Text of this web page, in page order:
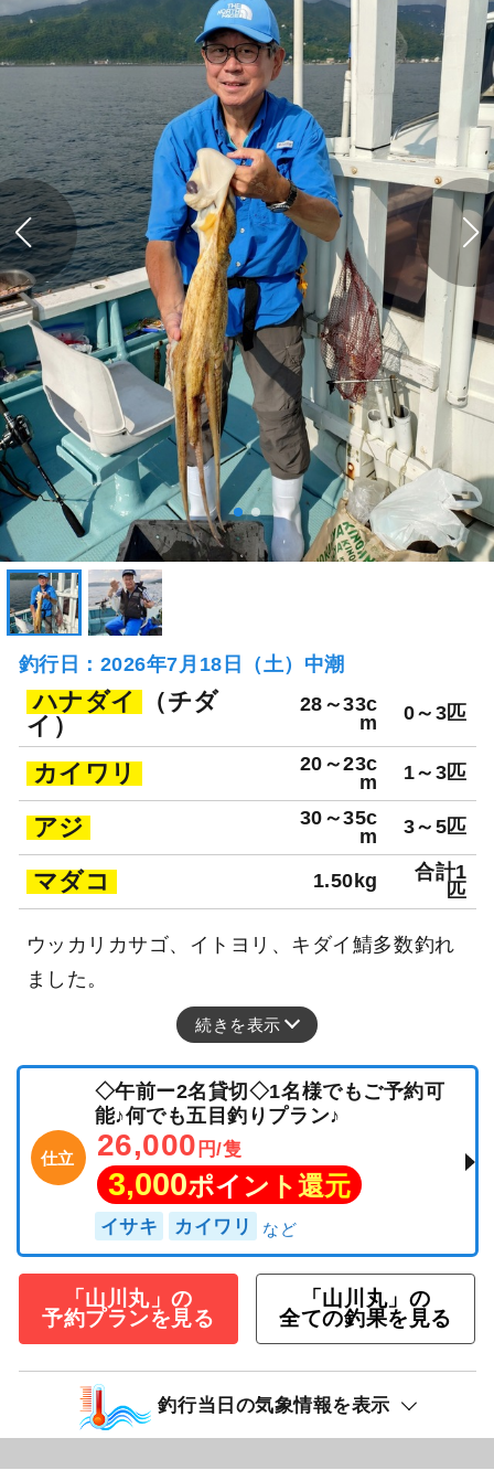
釣行日：2026年7月18日（土）中潮
ハナダイ
（チダ
イ）
28～33c
m
0～3匹
カイワリ
20～23c
m
1～3匹
アジ
30～35c
m
3～5匹
マダコ 1.50kg
合計1
匹
ウッカリカサゴ、イトヨリ、キダイ鯖多数釣れ
ました。
続きを表示
仕立
◇午前ー2名貸切◇1名様でもご予約可
能♪何でも五目釣りプラン♪
26,000 円/隻
3,000ポイント還元
イサキ カイワリ
「山川丸」の
予約プランを見る
「山川丸」の
全ての釣果を見る
釣行当日の気象情報を表示